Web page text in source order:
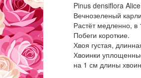
Pinus densiflora
Вечнозеленый
Растёт медленно, в
Побеги короткие.
Хвоя густая,
Хвоинки
на 1 см длины